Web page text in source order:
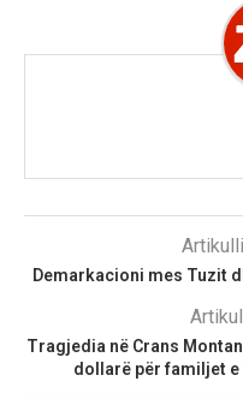
Demarkacioni mes Tuzit
Tragjedia në Crans
dollarë për familjet